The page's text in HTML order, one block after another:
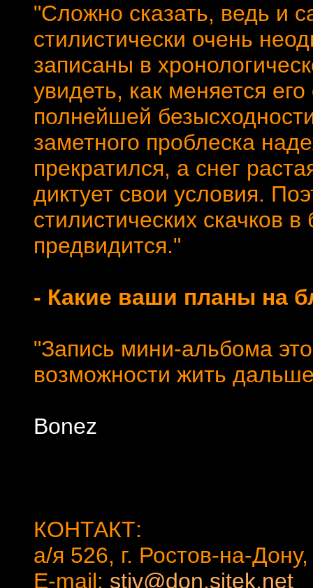
"Сложно сказать, ведь и
стилистически очень
записаны в
увидеть, как меняется
полнейшей
заметного проблеска
прекратился, а снег
диктует свои условия.
стилистических скачков
предвидится."
- Какие ваши планы на
"Запись мини-альбома
возможности жить
Bonez
КОНТАКТ:
а/я 526, г. Ростов-на-
E-mail: stiv@don.sitek.net